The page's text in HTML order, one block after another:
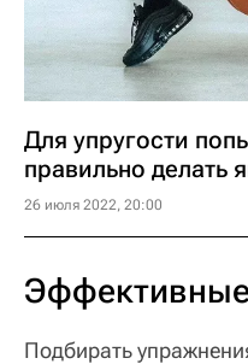
Для упругости
правильно делать
26 июля 2022, 20:00
Подбирать